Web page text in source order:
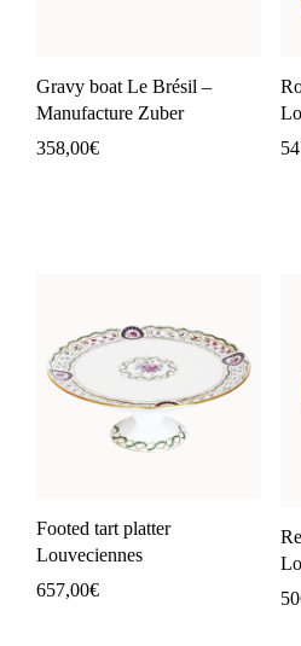
Gravy boat Le Brésil –
Manufacture Zuber
358,00€
Footed tart platter
Louveciennes
657,00€